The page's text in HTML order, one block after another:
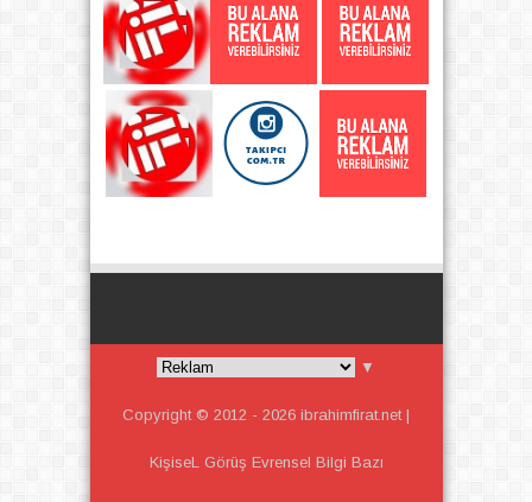
▼
Copyright © 2012 - 2026 ibrahimfirat.net |
KişiseL Görüş Evrensel Bilgi Bazı